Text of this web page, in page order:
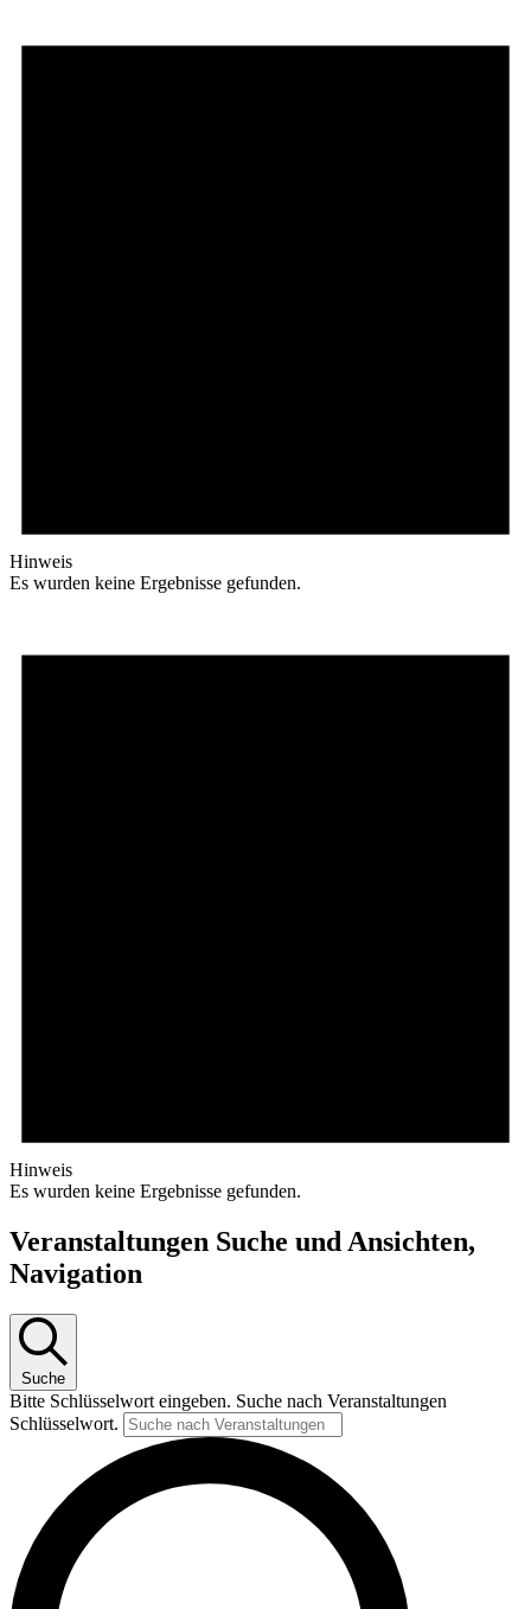
Hinweis
Es wurden keine Ergebnisse gefunden.
Hinweis
Es wurden keine Ergebnisse gefunden.
Veranstaltungen Suche und Ansichten,
Navigation
Suche
Bitte Schlüsselwort eingeben. Suche nach Veranstaltungen
Schlüsselwort.